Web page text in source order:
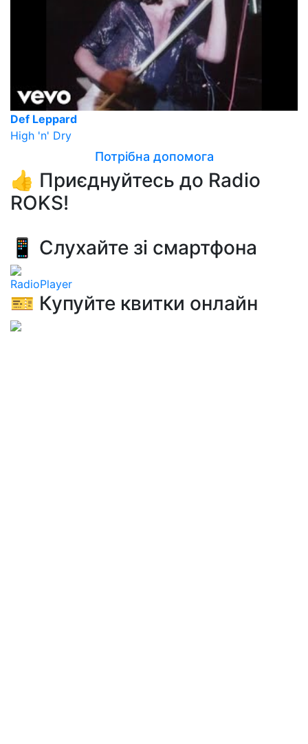
Def Leppard
High 'n' Dry
Потрібна допомога
👍 Приєднуйтесь до Radio
ROKS!
📱 Слухайте зі смартфона
RadioPlayer
🎫 Купуйте квитки онлайн